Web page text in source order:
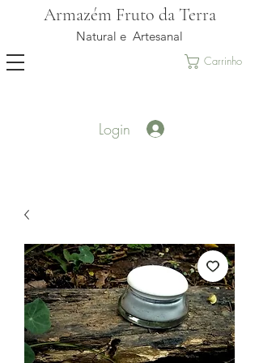
Armazém Fruto da Terra
Natural e Artesanal
Carrinho
Login